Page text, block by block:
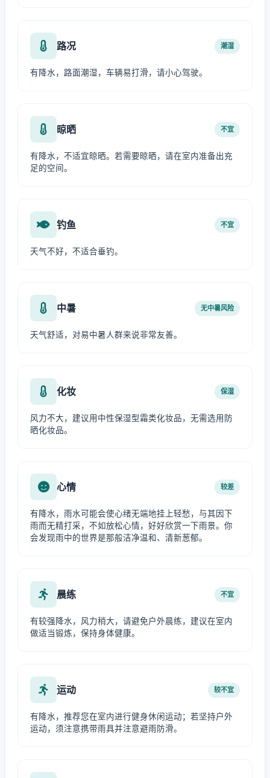
路况 潮湿
有降水，路面潮湿，车辆易打滑，请小心驾驶。
晾晒 不宜
有降水，不适宜晾晒。若需要晾晒，请在室内准备出充
足的空间。
钓鱼 不宜
天气不好，不适合垂钓。
中暑 无中暑风险
天气舒适，对易中暑人群来说非常友善。
化妆 保湿
风力不大，建议用中性保湿型霜类化妆品，无需选用防
晒化妆品。
心情 较差
有降水，雨水可能会使心绪无端地挂上轻愁，与其因下
雨而无精打采，不如放松心情，好好欣赏一下雨景。你
会发现雨中的世界是那般洁净温和、清新葱郁。
晨练 不宜
有较强降水，风力稍大，请避免户外晨练，建议在室内
做适当锻炼，保持身体健康。
运动 较不宜
有降水，推荐您在室内进行健身休闲运动；若坚持户外
运动，须注意携带雨具并注意避雨防滑。